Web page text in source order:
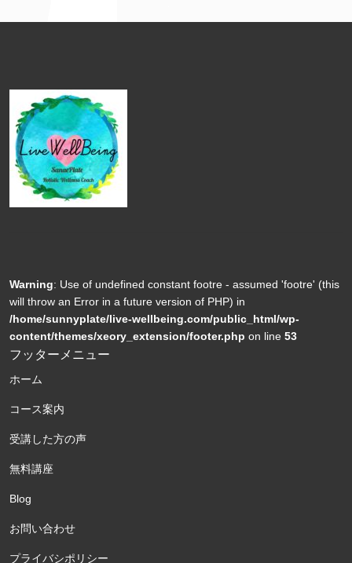
Warning: Use of undefined constant footre - assumed 'footre' (this
will throw an Error in a future version of PHP) in
/home/sunnyplate/live-wellbeing.com/public_html/wp-
content/themes/xeory_extension/footer.php on line 53
フッターメニュー
ホーム
コース案内
受講した方の声
無料講座
Blog
お問い合わせ
プライバシポリシー